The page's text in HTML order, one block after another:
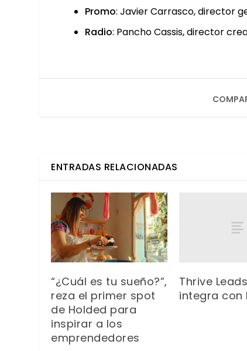
Pro­mo: Javier Carras­co, direc­tor
Radio: Pan­cho Cas­sis, direc­tor
ENTRADAS RELACIONADAS
“¿Cuál es tu sueño?”,
reza el primer spot
de Holded para
inspirar a los
emprendedores
Thrive
integra con